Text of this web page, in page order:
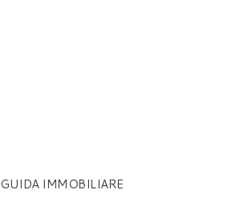
GUIDA IMMOBILIARE